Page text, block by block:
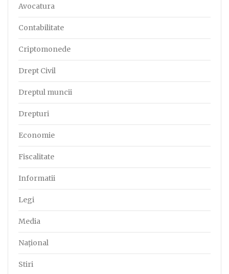
Avocatura
Contabilitate
Criptomonede
Drept Civil
Dreptul muncii
Drepturi
Economie
Fiscalitate
Informatii
Legi
Media
Național
Stiri